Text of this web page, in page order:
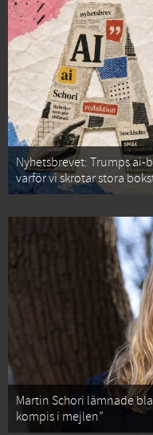
Nyhetsbrevet: Trumps ai-
varför vi skrotar stora
Martin Schori lämnade
kompis i mejlen”